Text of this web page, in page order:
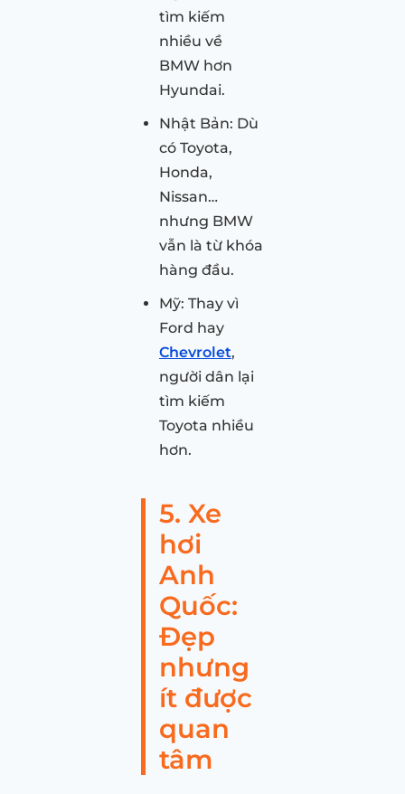
tìm kiếm
nhiều về
BMW hơn
Hyundai.
Nhật Bản: Dù
có Toyota,
Honda,
Nissan…
nhưng BMW
vẫn là từ khóa
hàng đầu.
Mỹ: Thay vì
Ford hay
Chevrolet,
người dân lại
tìm kiếm
Toyota nhiều
hơn.
5. Xe
hơi
Anh
Quốc:
Đẹp
nhưng
ít được
quan
tâm